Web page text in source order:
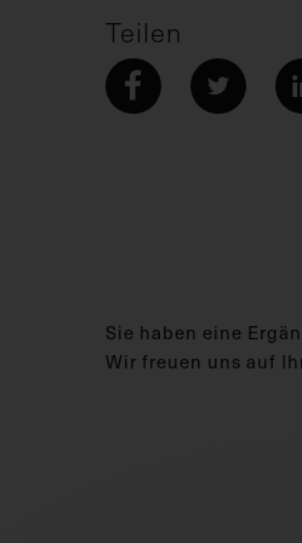
Teilen
Sie haben eine
Wir freuen uns auf